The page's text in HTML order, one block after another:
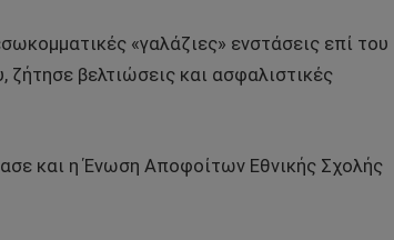
«γαλάζιες» ενστάσεις επί του
βελτιώσεις και ασφαλιστικές
και η Ένωση Αποφοίτων Εθνικής Σχολής